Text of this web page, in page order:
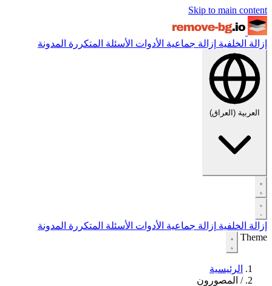
Skip to main content
إزالة الخلفية إزالة جماعية الأدوات الأسئلة المتكررة المدونة
العربية (العراق)
إزالة الخلفية إزالة جماعية الأدوات الأسئلة المتكررة المدونة
Theme
الرئيسية
/ المصورون